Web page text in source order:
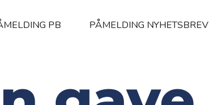
PB PÅMELDING NYHETSBREV